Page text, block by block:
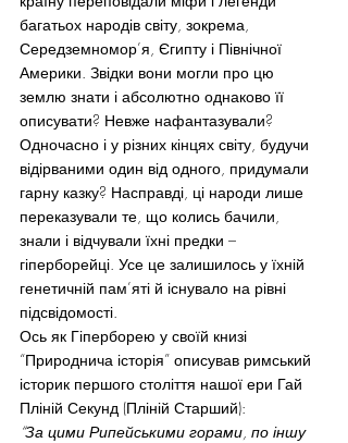
багатьох народів світу, зокрема,
Середземномор’я, Єгипту і Північної
Америки. Звідки вони могли про цю
землю знати і абсолютно однаково її
описувати? Невже нафантазували?
Одночасно і у різних кінцях світу, будучи
відірваними один від одного, придумали
гарну казку? Насправді, ці народи лише
переказували те, що колись бачили,
знали і відчували їхні предки –
гіперборейці. Усе це залишилось у їхній
генетичній пам’яті й існувало на рівні
підсвідомості.
Ось як Гіперборею у своїй книзі
“Природнича історія” описував римський
історик першого століття нашої ери Гай
Пліній Секунд (Пліній Старший):
“За цими Рипейськими горами, по іншу